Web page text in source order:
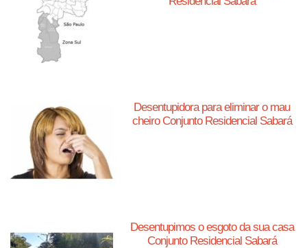
Desentupidora para eliminar o mau
cheiro Conjunto Residencial Sabará
Desentupimos o esgoto da sua casa
Conjunto Residencial Sabará